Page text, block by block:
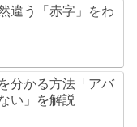
違う「赤字」をわ
分かる方法「アバ
い」を解説